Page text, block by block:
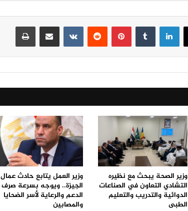
لينكدإن بينتيريست
وزير الصحة يبحث مع نظيره
التشادي التعاون في الصناعات
الدوائية والتدريب والتعليم
الطبى
وزير العمل يتابع حادث عمال
الجيزة.. ويوجه بسرعة صرف
الدعم والرعاية لأسر الضحايا
والمصابين